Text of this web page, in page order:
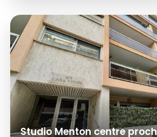
Studio Menton centre